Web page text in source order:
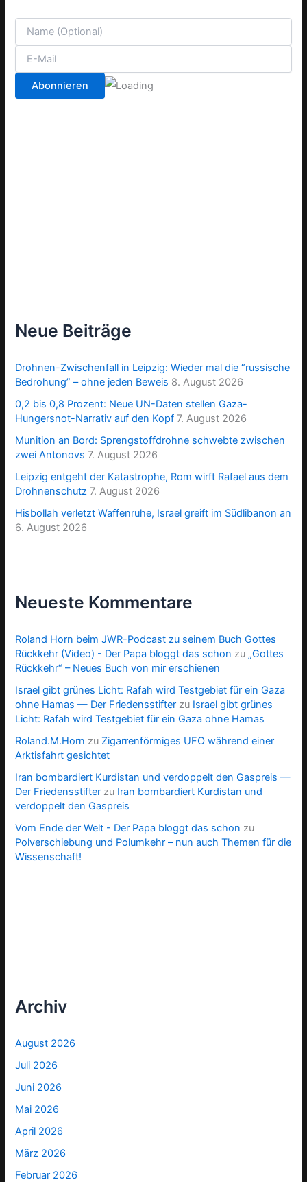
Neue Beiträge
Drohnen-Zwischenfall in Leipzig: Wieder mal die “russische
Bedrohung” – ohne jeden Beweis 8. August 2026
0,2 bis 0,8 Prozent: Neue UN-Daten stellen Gaza-
Hungersnot-Narrativ auf den Kopf 7. August 2026
Munition an Bord: Sprengstoffdrohne schwebte zwischen
zwei Antonovs 7. August 2026
Leipzig entgeht der Katastrophe, Rom wirft Rafael aus dem
Drohnenschutz 7. August 2026
Hisbollah verletzt Waffenruhe, Israel greift im Südlibanon an
6. August 2026
Neueste Kommentare
Roland Horn beim JWR-Podcast zu seinem Buch Gottes
Rückkehr (Video) - Der Papa bloggt das schon zu „Gottes
Rückkehr“ – Neues Buch von mir erschienen
Israel gibt grünes Licht: Rafah wird Testgebiet für ein Gaza
ohne Hamas — Der Friedensstifter zu Israel gibt grünes
Licht: Rafah wird Testgebiet für ein Gaza ohne Hamas
Roland.M.Horn zu Zigarrenförmiges UFO während einer
Arktisfahrt gesichtet
Iran bombardiert Kurdistan und verdoppelt den Gaspreis —
Der Friedensstifter zu Iran bombardiert Kurdistan und
verdoppelt den Gaspreis
Vom Ende der Welt - Der Papa bloggt das schon zu
Polverschiebung und Polumkehr – nun auch Themen für die
Wissenschaft!
Archiv
August 2026
Juli 2026
Juni 2026
Mai 2026
April 2026
März 2026
Februar 2026